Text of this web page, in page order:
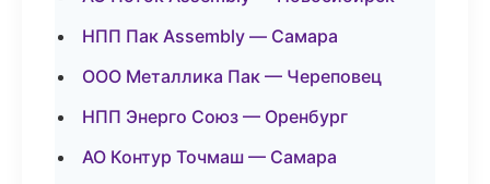
НПП Пак Assembly — Самара
ООО Металлика Пак — Череповец
НПП Энерго Союз — Оренбург
АО Контур Точмаш — Самара